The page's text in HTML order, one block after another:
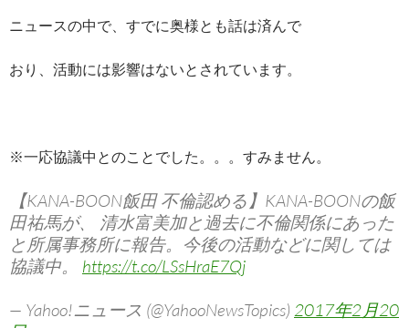
ニュースの中で、すでに奥様とも話は済んで
おり、活動には影響はないとされています。
※一応協議中とのことでした。。。すみません。
【KANA-BOON飯田 不倫認める】KANA-BOONの飯
田祐馬が、 清水富美加と過去に不倫関係にあった
と所属事務所に報告。今後の活動などに関しては
協議中。 https://t.co/LSsHraE7Qj
— Yahoo!ニュース (@YahooNewsTopics) 2017年2月20